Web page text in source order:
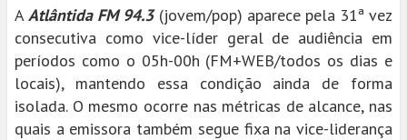
AAtlântida FM 94.3 (jovem/pop) aparece pela 31ª vez
consecutiva como vice-líder geral de audiência em
períodos como o 05h-00h (FM+WEB/todos os dias e
locais), mantendo essa condição ainda de forma
isolada. O mesmo ocorre nas métricas de alcance, nas
quais a emissora também segue fixa na vice-liderança